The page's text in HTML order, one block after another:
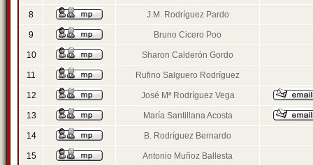
8 J.M. Rodríguez Pardo
9 Bruno Cicero Poo
10 Sharon Calderón Gordo
11 Rufino Salguero Rodríguez
12 José Mª Rodríguez Vega
13 María Santillana Acosta
14 B. Rodríguez Bernardo
15 Antonio Muñoz Ballesta